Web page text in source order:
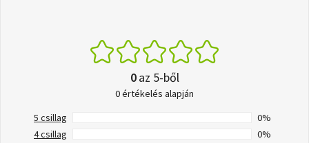
0az 5-ből
0 értékelés alapján
5 csillag
0%
4 csillag
0%